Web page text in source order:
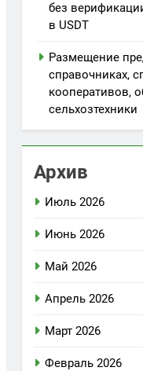
без
в USDT
Размещение
справочниках,
кооперативов,
сельхозтехники
Архив
Июль 2026
Июнь 2026
Май 2026
Апрель 2026
Март 2026
Февраль 2026